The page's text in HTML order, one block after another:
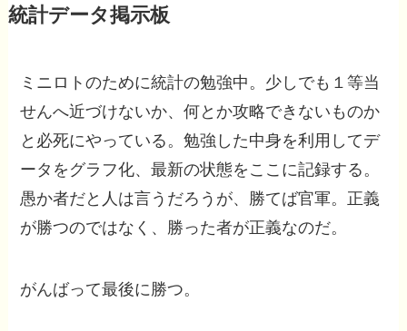
統計データ掲示板
ミニロトのために統計の勉強中。少しでも１等当
せんへ近づけないか、何とか攻略できないものか
と必死にやっている。勉強した中身を利用してデ
ータをグラフ化、最新の状態をここに記録する。
愚か者だと人は言うだろうが、勝てば官軍。正義
が勝つのではなく、勝った者が正義なのだ。
がんばって最後に勝つ。